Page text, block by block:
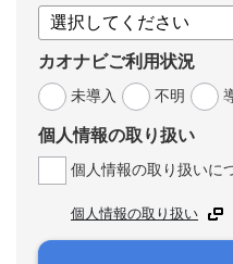
カオナビご利用状況
未導入
不明
個人情報の取り扱い
個人情報の取り扱いに
個人情報の取り扱い